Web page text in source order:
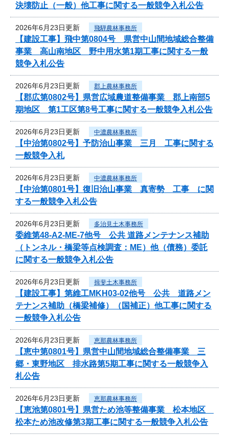
決壊防止（一般）他工事に関する一般競争入札公告
2026年6月23日更新 飛騨農林事務所
【建設工事】飛中第0804号 県営中山間地域総合整備
事業 高山南地区 野中用水第1期工事に関する一般
競争入札公告
2026年6月23日更新 郡上農林事務所
【郡広第0802号】県営広域農道整備事業 郡上南部5
期地区 第1工区第8号工事に関する一般競争入札公告
2026年6月23日更新 中濃農林事務所
【中治第0802号】予防治山事業 三月 工事に関する
一般競争入札
2026年6月23日更新 中濃農林事務所
【中治第0801号】復旧治山事業 真寄勢 工事 に関
する一般競争入札公告
2026年6月23日更新 多治見土木事務所
委維第48-A2-ME-7他号 公共 道路メンテナンス補助
（トンネル・橋梁等点検調査：ME）他（債務）委託
に関する一般競争入札公告
2026年6月23日更新 揖斐土木事務所
【建設工事】第維工MKH03-02他号 公共 道路メン
テナンス補助（橋梁補修）（国補正）他工事に関する
一般競争入札公告
2026年6月23日更新 恵那農林事務所
【恵中第0801号】県営中山間地域総合整備事業 三
郷・東野地区 排水路第5期工事に関する一般競争入
札公告
2026年6月23日更新 恵那農林事務所
【恵池第0801号】県営ため池等整備事業 松本地区
松本ため池改修第3期工事に関する一般競争入札公告